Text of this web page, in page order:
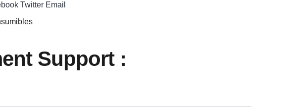
Twitter Email
Support :